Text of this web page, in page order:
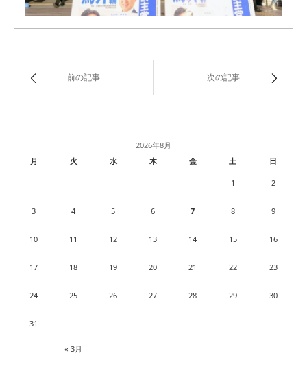
前の記事 次の記事
2026年8月
月
火 水 木 金 土 日
« 3月
1 2
3 4 5 6 7 8 9
10 11 12 13 14 15 16
17 18 19 20 21 22 23
24 25 26 27 28 29 30
31